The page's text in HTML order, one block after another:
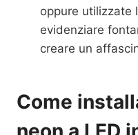
oppure utilizzate
evidenziare
creare un
Come